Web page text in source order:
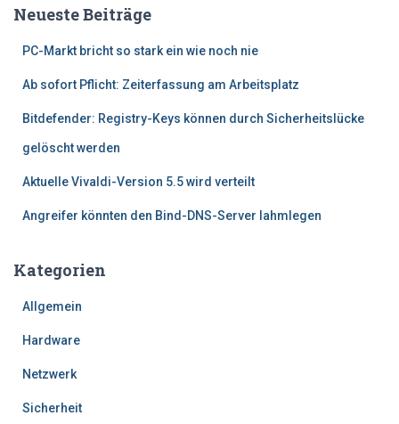
Neueste Beiträge
PC-Markt bricht so stark ein wie noch nie
Ab sofort Pflicht: Zeiterfassung am Arbeitsplatz
Bitdefender: Registry-Keys können durch Sicherheitslücke
gelöscht werden
Aktuelle Vivaldi-Version 5.5 wird verteilt
Angreifer könnten den Bind-DNS-Server lahmlegen
Kategorien
Allgemein
Hardware
Netzwerk
Sicherheit